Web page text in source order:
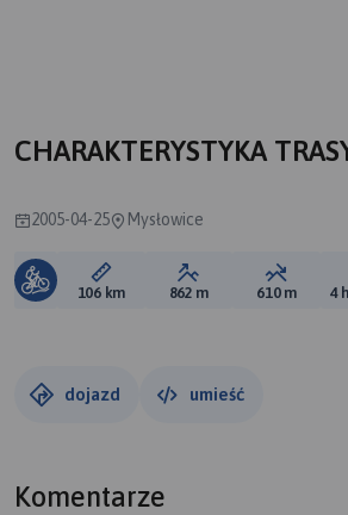
CHARAKTERYSTYKA
2005-04-25 Mysłowice
Długość trasy:
106 km Suma przewyższeń:
862 m Suma
610 m 4
dojazd umieść
Komentarze